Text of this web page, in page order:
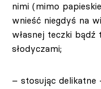
nimi (mimo
wnieść niegdyś na
własnej teczki
słodyczami;
– stosując delikatne